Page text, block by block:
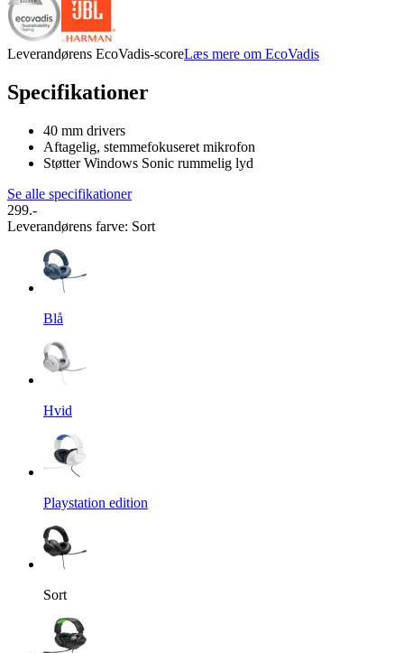
Leverandørens EcoVadis-scoreLæs mere om EcoVadis
Specifikationer
40 mm drivers
Aftagelig, stemmefokuseret mikrofon
Støtter Windows Sonic rummelig lyd
Se alle specifikationer
299.-
Leverandørens farve: Sort
Blå
Hvid
Playstation edition
Sort